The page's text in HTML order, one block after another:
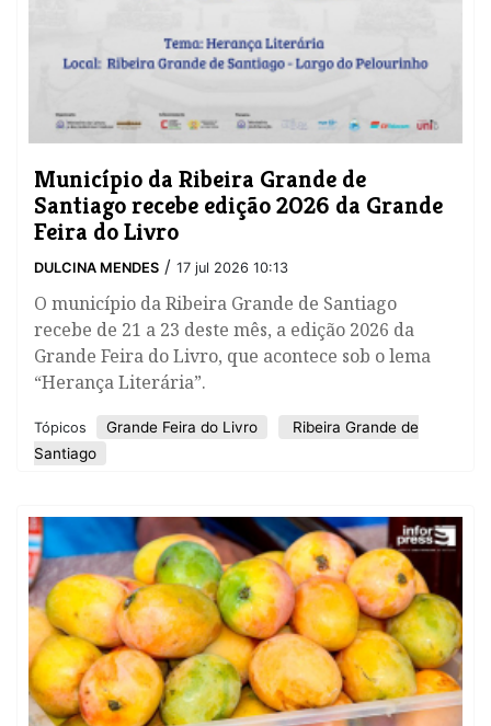
​Município da Ribeira Grande de
Santiago recebe edição 2026 da Grande
Feira do Livro
DULCINA MENDES / 17 jul 2026 10:13
O município da Ribeira Grande de Santiago
recebe de 21 a 23 deste mês, a edição 2026 da
Grande Feira do Livro, que acontece sob o lema
“Herança Literária”.
Tópicos Grande Feira do Livro
Ribeira Grande de
Santiago